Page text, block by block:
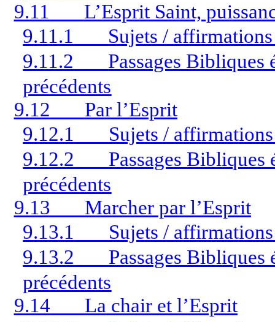
9.11
L’Esprit Saint,
9.11.1
Sujets /
9.11.2
Passages
précédents
9.12
Par l’Esprit
9.12.1
Sujets /
9.12.2
Passages
précédents
9.13
Marcher par l’Esprit
9.13.1
Sujets /
9.13.2
Passages
précédents
9.14
La chair et l’Esprit